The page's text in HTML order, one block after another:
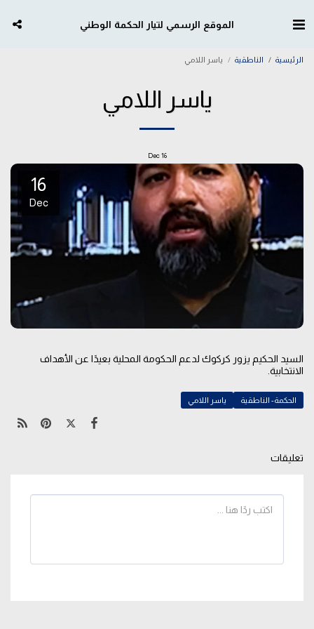
الموقع الرسمي لتيار الحكمة الوطني
الرئيسية الناطقية ياسر اللامي
ياسر اللامي
16
Dec
16
Dec
السيد الحكيم يزور كركوك لدعم الحكومة المحلية بعيدًا عن الأهداف
الانتخابية.
الحكمة- الناطقية ياسر اللامي
تعليقات